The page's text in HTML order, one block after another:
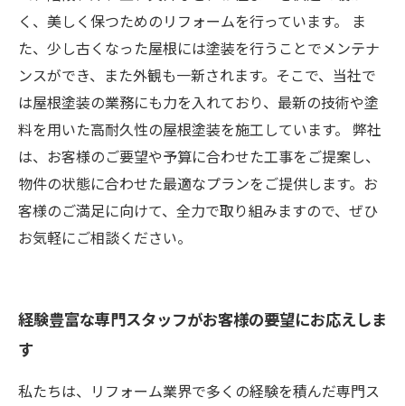
く、美しく保つためのリフォームを行っています。 ま
た、少し古くなった屋根には塗装を行うことでメンテナ
ンスができ、また外観も一新されます。そこで、当社で
は屋根塗装の業務にも力を入れており、最新の技術や塗
料を用いた高耐久性の屋根塗装を施工しています。 弊社
は、お客様のご要望や予算に合わせた工事をご提案し、
物件の状態に合わせた最適なプランをご提供します。お
客様のご満足に向けて、全力で取り組みますので、ぜひ
お気軽にご相談ください。
経験豊富な専門スタッフがお客様の要望にお応えしま
す
私たちは、リフォーム業界で多くの経験を積んだ専門ス